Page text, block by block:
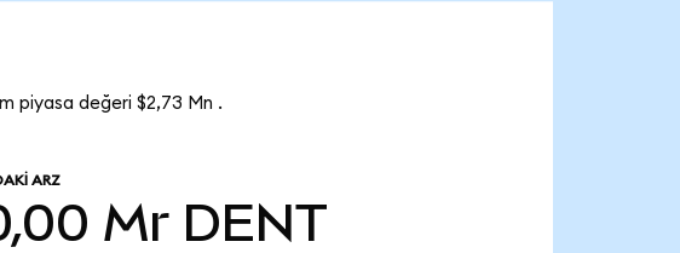
piyasa değeri $2,73 Mn .
ARZ
Mr DENT